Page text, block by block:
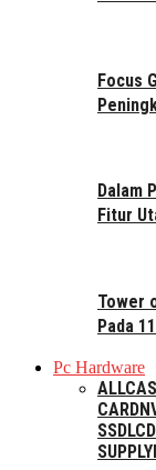
Focus
Dalam
Fitur
Tower
Pada
Pc Hardware
ALL
CARD
SSDLCD
SUPPLY